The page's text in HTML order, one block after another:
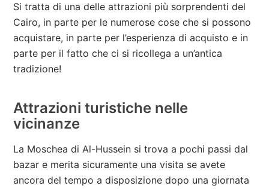
Si tratta di una delle attrazioni più sorprendenti del
Cairo, in parte per le numerose cose che si possono
acquistare, in parte per l’esperienza di acquisto e in
parte per il fatto che ci si ricollega a un’antica
tradizione!
Attrazioni turistiche nelle
vicinanze
La Moschea di Al-Hussein si trova a pochi passi dal
bazar e merita sicuramente una visita se avete
ancora del tempo a disposizione dopo una giornata